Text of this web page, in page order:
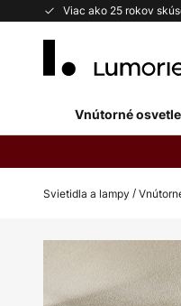
Viac ako 25 rokov
Skip
Vnútorné
Svietidla a lampy
koniec